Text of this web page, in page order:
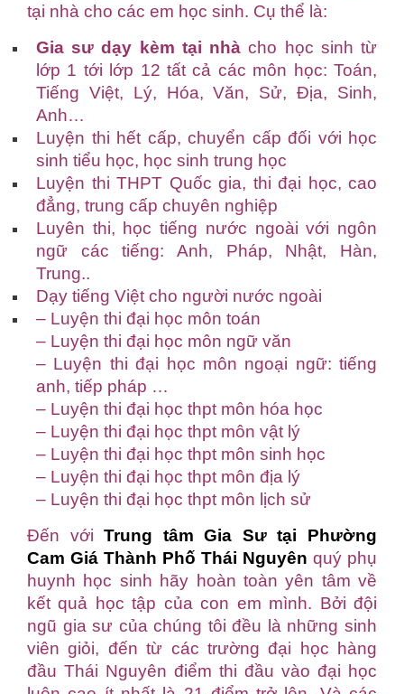
tại nhà cho các em học sinh. Cụ thể là:
Gia sư dạy kèm tại nhà cho học sinh từ
lớp 1 tới lớp 12 tất cả các môn học: Toán,
Tiếng Việt, Lý, Hóa, Văn, Sử, Địa, Sinh,
Anh…
Luyện thi hết cấp, chuyển cấp đối với học
sinh tiểu học, học sinh trung học
Luyện thi THPT Quốc gia, thi đại học, cao
đẳng, trung cấp chuyên nghiệp
Luyên thi, học tiếng nước ngoài với ngôn
ngữ các tiếng: Anh, Pháp, Nhật, Hàn,
Trung..
Dạy tiếng Việt cho người nước ngoài
– Luyện thi đại học môn toán
– Luyện thi đại học môn ngữ văn
– Luyện thi đại học môn ngoại ngữ: tiếng
anh, tiếp pháp …
– Luyện thi đại học thpt môn hóa học
– Luyện thi đại học thpt môn vật lý
– Luyện thi đại học thpt môn sinh học
– Luyện thi đại học thpt môn địa lý
– Luyện thi đại học thpt môn lịch sử
Đến vớiTrung tâm Gia Sư tại Phường
Cam Giá Thành Phố Thái Nguyên quý phụ
huynh học sinh hãy hoàn toàn yên tâm về
kết quả học tập của con em mình. Bởi đội
ngũ gia sư của chúng tôi đều là những sinh
viên giỏi, đến từ các trường đại học hàng
đầu Thái Nguyên điểm thi đầu vào đại học